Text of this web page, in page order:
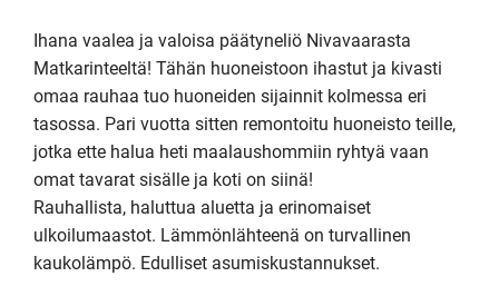
Ihana vaalea ja valoisa päätyneliö Nivavaarasta
Matkarinteeltä! Tähän huoneistoon ihastut ja kivasti
omaa rauhaa tuo huoneiden sijainnit kolmessa eri
tasossa. Pari vuotta sitten remontoitu huoneisto teille,
jotka ette halua heti maalaushommiin ryhtyä vaan
omat tavarat sisälle ja koti on siinä!
Rauhallista, haluttua aluetta ja erinomaiset
ulkoilumaastot. Lämmönlähteenä on turvallinen
kaukolämpö. Edulliset asumiskustannukset.